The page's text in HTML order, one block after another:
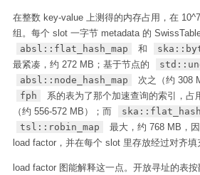
在整数 key-value 上测得的内存占用，在
组。每个 slot 一字节 metadata 的
absl::flat_hash_map
和
最紧凑，约 272 MB；基于节点的
absl::node_hash_map
次之（约 308
fph
系的表为了那个加速查询的索引，占
（约 556-572 MB）；而
tsl::robin_map
最大，约 768 MB，
load factor，并在每个 slot 里存放经过对齐填
load factor 图能解释这一点。开放寻址的表